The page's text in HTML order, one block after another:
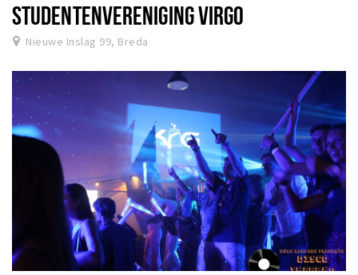
STUDENTENVERENIGING VIRGO
Nieuwe Inslag 99, Breda